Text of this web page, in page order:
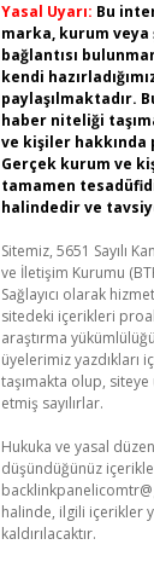
Yasal Uyarı: Bu
marka, kurum
bağlantısı
kendi
paylaşılmaktadır.
haber niteliği
ve kişiler hakkında
Gerçek kurum ve
tamamen
halindedir ve
Sitemiz, 5651 Sayılı
ve İletişim Kurumu
Sağlayıcı olarak
sitedeki içerikleri
araştırma
üyelerimiz yazdıkları
taşımakta olup,
etmiş sayılırlar.
Hukuka ve yasal
düşündüğünüz
halinde, ilgili içerikler
kaldırılacaktır.